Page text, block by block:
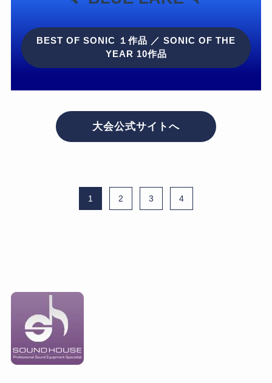
BEST OF SONIC １作品 ／ SONIC OF THE
YEAR 10作品
大会公式サイトへ
1 2 3 4